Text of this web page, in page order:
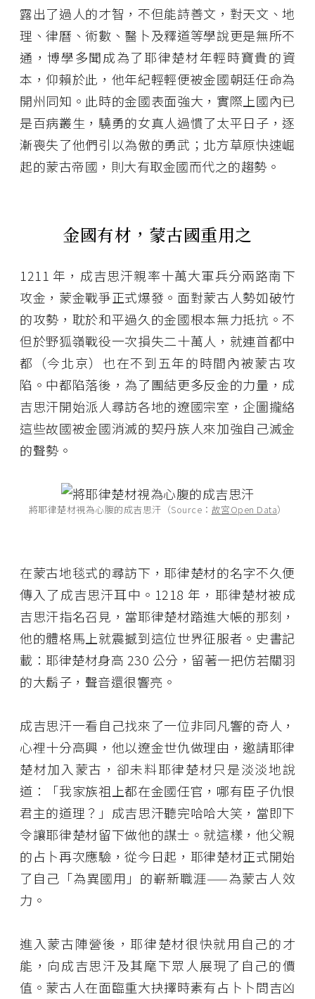
露出了過人的才智，不但能詩善文，對天文、地
理、律曆、術數、醫卜及釋道等學說更是無所不
通，博學多聞成為了耶律楚材年輕時寶貴的資
本，仰賴於此，他年紀輕輕便被金國朝廷任命為
開州同知。此時的金國表面強大，實際上國內已
是百病叢生，驍勇的女真人過慣了太平日子，逐
漸喪失了他們引以為傲的勇武；北方草原快速崛
起的蒙古帝國，則大有取金國而代之的趨勢。
金國有材，蒙古國重用之
1211 年，成吉思汗親率十萬大軍兵分兩路南下
攻金，蒙金戰爭正式爆發。面對蒙古人勢如破竹
的攻勢，耽於和平過久的金國根本無力抵抗。不
但於野狐嶺戰役一次損失二十萬人，就連首都中
都（今北京）也在不到五年的時間內被蒙古攻
陷。中都陷落後，為了團結更多反金的力量，成
吉思汗開始派人尋訪各地的遼國宗室，企圖攏絡
這些故國被金國消滅的契丹族人來加強自己滅金
的聲勢。
將耶律楚材視為心腹的成吉思汗（Source： 故宮Open Data）
在蒙古地毯式的尋訪下，耶律楚材的名字不久便
傳入了成吉思汗耳中。1218 年，耶律楚材被成
吉思汗指名召見，當耶律楚材踏進大帳的那刻，
他的體格馬上就震撼到這位世界征服者。史書記
載：耶律楚材身高 230 公分，留著一把仿若關羽
的大鬍子，聲音還很響亮。
成吉思汗一看自己找來了一位非同凡響的奇人，
心裡十分高興，他以遼金世仇做理由，邀請耶律
楚材加入蒙古，卻未料耶律楚材只是淡淡地說
道：「我家族祖上都在金國任官，哪有臣子仇恨
君主的道理？」成吉思汗聽完哈哈大笑，當即下
令讓耶律楚材留下做他的謀士。就這樣，他父親
的占卜再次應驗，從今日起，耶律楚材正式開始
了自己「為異國用」的嶄新職涯——為蒙古人效
力。
進入蒙古陣營後，耶律楚材很快就用自己的才
能，向成吉思汗及其麾下眾人展現了自己的價
值。蒙古人在面臨重大抉擇時素有占卜卜問吉凶